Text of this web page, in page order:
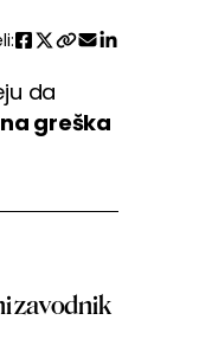
da
greška
zavodnik